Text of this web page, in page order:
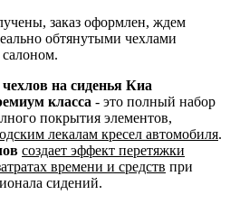
заказ оформлен, ждем
обтянутыми чехлами
на сиденья Киа
класса - это полный набор
покрытия элементов,
лекалам кресел автомобиля.
создает эффект перетяжки
времени и средств при
сидений.